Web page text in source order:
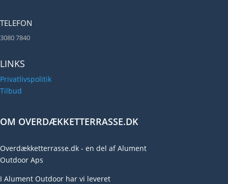
TELEFON
3080 7840
LINKS
Privatlivspolitik
Tilbud
OM OVERDÆKKETTERRASSE.DK
Overdækketterrasse.dk - en del af Alument
Outdoor Aps
I Alument Outdoor har vi leveret